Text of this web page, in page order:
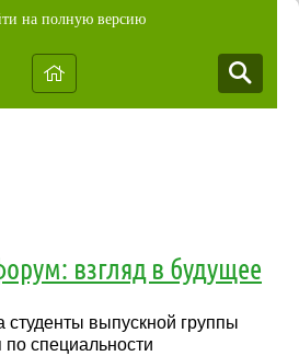
на полную версию
взгляд в будущее
студенты выпускной группы
специальности